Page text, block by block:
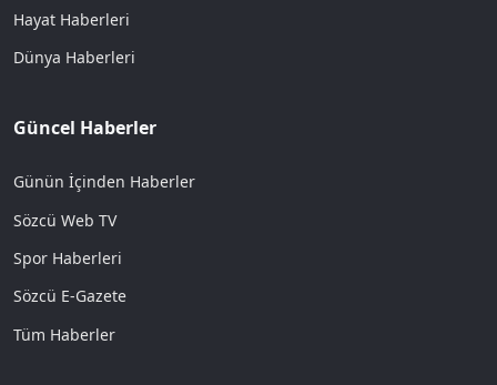
Hayat Haberleri
Dünya Haberleri
Güncel Haberler
Günün İçinden Haberler
Sözcü Web TV
Spor Haberleri
Sözcü E-Gazete
Tüm Haberler